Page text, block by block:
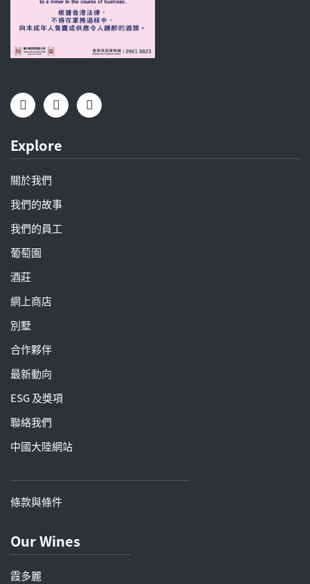
Explore
關於我們
我們的故事
我們的員工
葡萄園
酒莊
網上商店
別墅
合作夥伴
最新動向
ESG 及獎項
聯絡我們
中國大陸網站
條款與條件
Our Wines
霞多麗